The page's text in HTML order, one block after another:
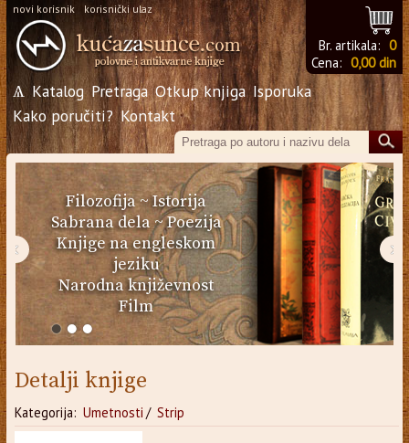
novi korisnik korisnički ulaz
Br. artikala: 0
Cena: 0,00 din
Ѧ Katalog Pretraga Otkup knjiga Isporuka
Kako poručiti? Kontakt
Filozofija~Istorija
Sabrana dela~Poezija
Knjige na engleskom
jeziku
Narodna književnost
Film
‹ ›
Detalji knjige
Kategorija: Umetnosti / Strip